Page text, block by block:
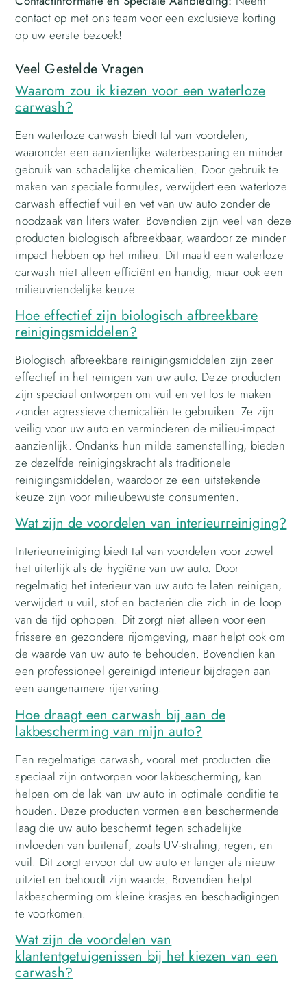
contact op met ons team voor een exclusieve korting
op uw eerste bezoek!
Veel Gestelde Vragen
Waarom zou ik kiezen voor een waterloze
carwash?
Een waterloze carwash biedt tal van voordelen,
waaronder een aanzienlijke waterbesparing en minder
gebruik van schadelijke chemicaliën. Door gebruik te
maken van speciale formules, verwijdert een waterloze
carwash effectief vuil en vet van uw auto zonder de
noodzaak van liters water. Bovendien zijn veel van deze
producten biologisch afbreekbaar, waardoor ze minder
impact hebben op het milieu. Dit maakt een waterloze
carwash niet alleen efficiënt en handig, maar ook een
milieuvriendelijke keuze.
Hoe effectief zijn biologisch afbreekbare
reinigingsmiddelen?
Biologisch afbreekbare reinigingsmiddelen zijn zeer
effectief in het reinigen van uw auto. Deze producten
zijn speciaal ontworpen om vuil en vet los te maken
zonder agressieve chemicaliën te gebruiken. Ze zijn
veilig voor uw auto en verminderen de milieu-impact
aanzienlijk. Ondanks hun milde samenstelling, bieden
ze dezelfde reinigingskracht als traditionele
reinigingsmiddelen, waardoor ze een uitstekende
keuze zijn voor milieubewuste consumenten.
Wat zijn de voordelen van interieurreiniging?
Interieurreiniging biedt tal van voordelen voor zowel
het uiterlijk als de hygiëne van uw auto. Door
regelmatig het interieur van uw auto te laten reinigen,
verwijdert u vuil, stof en bacteriën die zich in de loop
van de tijd ophopen. Dit zorgt niet alleen voor een
frissere en gezondere rijomgeving, maar helpt ook om
de waarde van uw auto te behouden. Bovendien kan
een professioneel gereinigd interieur bijdragen aan
een aangenamere rijervaring.
Hoe draagt ​​een carwash bij aan de
lakbescherming van mijn auto?
Een regelmatige carwash, vooral met producten die
speciaal zijn ontworpen voor lakbescherming, kan
helpen om de lak van uw auto in optimale conditie te
houden. Deze producten vormen een beschermende
laag die uw auto beschermt tegen schadelijke
invloeden van buitenaf, zoals UV-straling, regen, en
vuil. Dit zorgt ervoor dat uw auto er langer als nieuw
uitziet en behoudt zijn waarde. Bovendien helpt
lakbescherming om kleine krasjes en beschadigingen
te voorkomen.
Wat zijn de voordelen van
klantentgetuigenissen bij het kiezen van een
carwash?